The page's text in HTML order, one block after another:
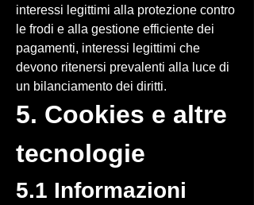
interessi legittimi alla protezione contro
le frodi e alla gestione efficiente dei
pagamenti, interessi legittimi che
devono ritenersi prevalenti alla luce di
un bilanciamento dei diritti.
5. Cookies e altre
tecnologie
5.1 Informazioni